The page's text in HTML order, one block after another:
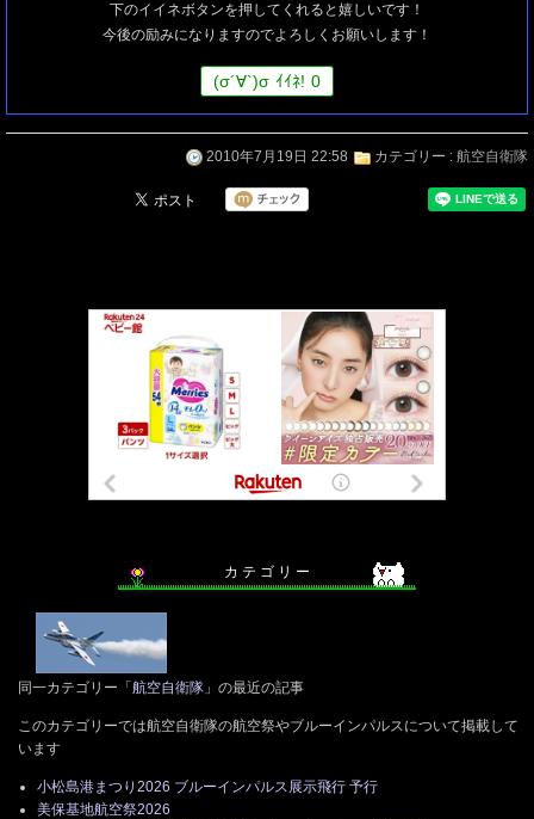
下のイイネボタンを押してくれると嬉しいです！
今後の励みになりますのでよろしくお願いします！
(σ´∀`)σ ｲｲﾈ! 0
2010年7月19日 22:58 カテゴリー : 航空自衛隊
カ テ ゴ リ ー
同一カテゴリー「航空自衛隊 」の最近の記事
このカテゴリーでは航空自衛隊の航空祭やブルーインパルスについて掲載して
います
小松島港まつり2026 ブルーインパルス展示飛行 予行
美保基地航空祭2026